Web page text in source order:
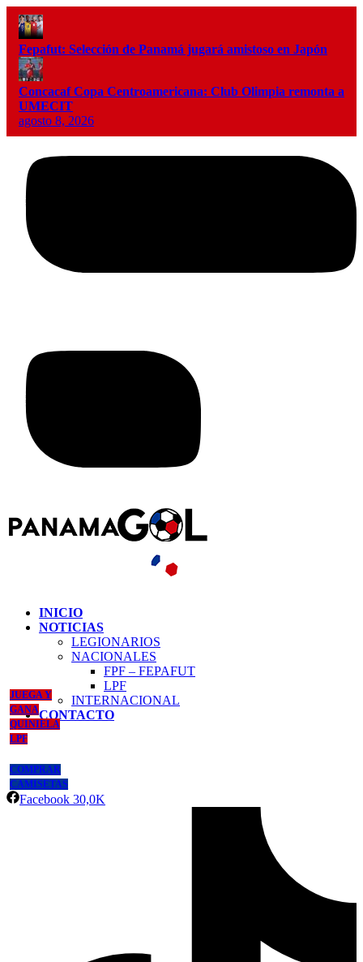
Fepafut: Selección de Panamá jugará amistoso en Japón
Concacaf Copa Centroamericana: Club Olimpia remonta a
UMECIT
agosto 8, 2026
INICIO
NOTICIAS
LEGIONARIOS
NACIONALES
FPF – FEPAFUT
LPF
INTERNACIONAL
CONTACTO
JUEGA Y
GANA
QUINIELA
LPF
COMPRAR
CAMISETAS
Facebook 30,0K